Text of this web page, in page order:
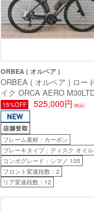
ORBEA ( オルベア )
ORBEA ( オルベア ) ロー
イク ORCA AERO
オルカ エアロ M30リミテッ
) プロ仕様モデル カーボン
(マット) 49 ( 身長目安
後 )
15%OFF 525,000円 (税込)
フレーム素材：カーボン
ブレーキタイプ：ディスク オイル
コンポグレード：シマノ 105
フロント変速段数：2
リア変速段数：12